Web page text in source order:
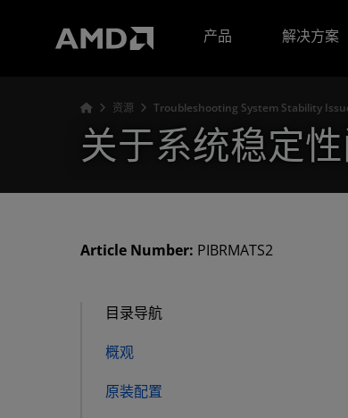
产品
解决方案
资源 Troubleshooting System Stability
关于系统稳定
Article Number: PIBRMATS2
目录导航
概观
原装配置